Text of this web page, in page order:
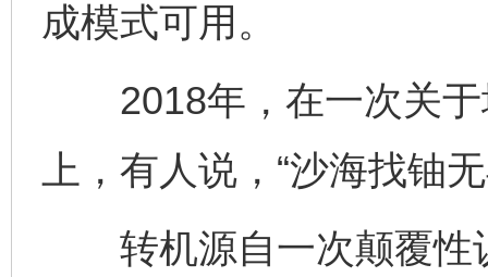
成模式可用。
2018年，在一次关于
上，有人说，“沙海找铀
转机源自一次颠覆性